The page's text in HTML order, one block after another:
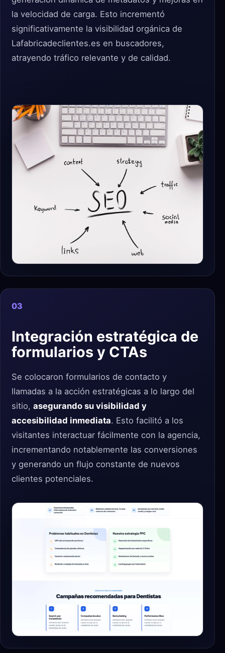
la velocidad de carga. Esto incrementó
significativamente la visibilidad orgánica de
Lafabricadeclientes.es en buscadores,
atrayendo tráfico relevante y de calidad.
03
Integración estratégica de
formularios y CTAs
Se colocaron formularios de contacto y
llamadas a la acción estratégicas a lo largo del
sitio,asegurando su visibilidad y
accesibilidad inmediata. Esto facilitó a los
visitantes interactuar fácilmente con la agencia,
incrementando notablemente las conversiones
y generando un flujo constante de nuevos
clientes potenciales.